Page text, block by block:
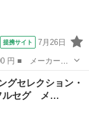
提携サイト 7月26日
名： Ｓ ９５６
ション： イン
グセレクション・
ルセグ メ…